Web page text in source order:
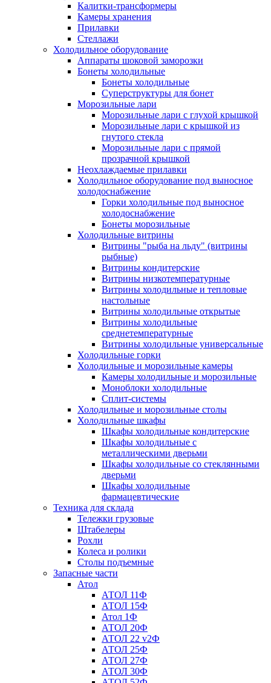
Калитки-трансформеры
Камеры хранения
Прилавки
Стеллажи
Холодильное оборудование
Аппараты шоковой заморозки
Бонеты холодильные
Бонеты холодильные
Суперструктуры для бонет
Морозильные лари
Морозильные лари с глухой крышкой
Морозильные лари с крышкой из
гнутого стекла
Морозильные лари с прямой
прозрачной крышкой
Неохлаждаемые прилавки
Холодильное оборудование под выносное
холодоснабжение
Горки холодильные под выносное
холодоснабжение
Бонеты морозильные
Холодильные витрины
Витрины "рыба на льду" (витрины
рыбные)
Витрины кондитерские
Витрины низкотемпературные
Витрины холодильные и тепловые
настольные
Витрины холодильные открытые
Витрины холодильные
среднетемпературные
Витрины холодильные универсальные
Холодильные горки
Холодильные и морозильные камеры
Камеры холодильные и морозильные
Моноблоки холодильные
Сплит-системы
Холодильные и морозильные столы
Холодильные шкафы
Шкафы холодильные кондитерские
Шкафы холодильные с
металлическими дверьми
Шкафы холодильные со стеклянными
дверьми
Шкафы холодильные
фармацевтические
Техника для склада
Тележки грузовые
Штабелеры
Рохли
Колеса и ролики
Столы подъемные
Запасные части
Атол
АТОЛ 11Ф
АТОЛ 15Ф
Атол 1Ф
АТОЛ 20Ф
АТОЛ 22 v2Ф
АТОЛ 25Ф
АТОЛ 27Ф
АТОЛ 30Ф